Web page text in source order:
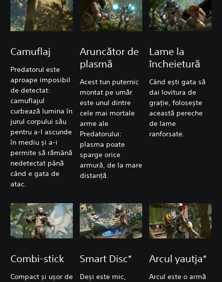
Camuflaj
Predatorul este
aproape imposibil
de detectat:
camuflajul
curbează lumina în
jurul corpului său
pentru a-l ascunde
în mediu și a-i
permite să rămână
nedetectat până
când e gata de
atac.
Aruncător de
plasmă
Acest tun puternic
montat pe umăr
este unul dintre
cele mai mortale
arme ale
Predatorului:
plasma poate
sparge orice
armură, de la mare
distanță.
Lame la
încheietură
Când ești gata să
dai lovitura de
grație, folosește
această pereche
de lame
ranforsate.
Combi-stick
Compact și ușor de
Smart Disc*
Deși este mic,
Arcul yautja*
Arcul este o armă